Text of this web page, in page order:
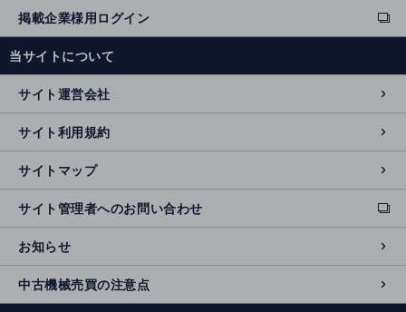
掲載企業様用ログイン
ext
e
n
al
si
t
e
当サイトについて
サイト運営会社
サイト利用規約
サイトマップ
サイト管理者へのお問い合わせ
ext
e
r
n
al
si
お知らせ
中古機械売買の注意点